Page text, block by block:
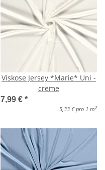
Viskose Jersey *Marie* Uni -
creme
7,99 € *
5,33 € pro 1 m 2